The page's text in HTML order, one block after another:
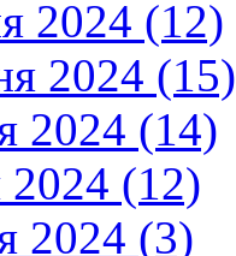
2024 (12)
2024 (15)
2024 (14)
2024 (12)
2024 (3)